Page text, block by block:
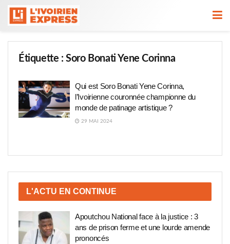
Étiquette :Soro Bonati Yene Corinna
Qui est Soro Bonati Yene Corinna,
l’Ivoirienne couronnée championne du
monde de patinage artistique ?
29 MAI 2024
L'ACTU EN CONTINUE
Apoutchou National face à la justice : 3
ans de prison ferme et une lourde amende
prononcés